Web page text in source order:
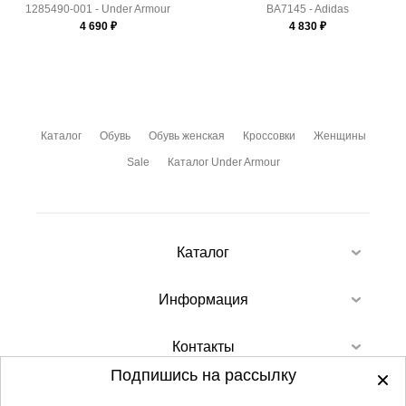
1285490-001 - Under Armour
4 690₽
BA7145 - Adidas
4 830 ₽
Каталог Обувь Обувь женская Кроссовки Женщины
Sale Каталог Under Armour
Каталог
Информация
Контакты
Подпишись на рассылку